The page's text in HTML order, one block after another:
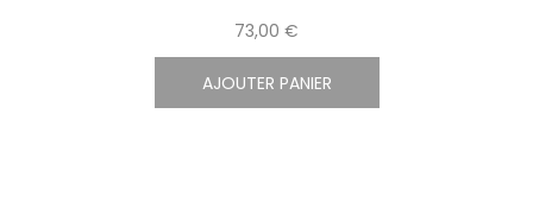
73,00 €
AJOUTER PANIER